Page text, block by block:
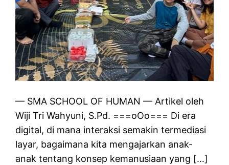
— SMA SCHOOL OF HUMAN — Artikel oleh
Wiji Tri Wahyuni, S.Pd. ===oOo=== Di era
digital, di mana interaksi semakin termediasi
layar, bagaimana kita mengajarkan anak-
anak tentang konsep kemanusiaan yang […]